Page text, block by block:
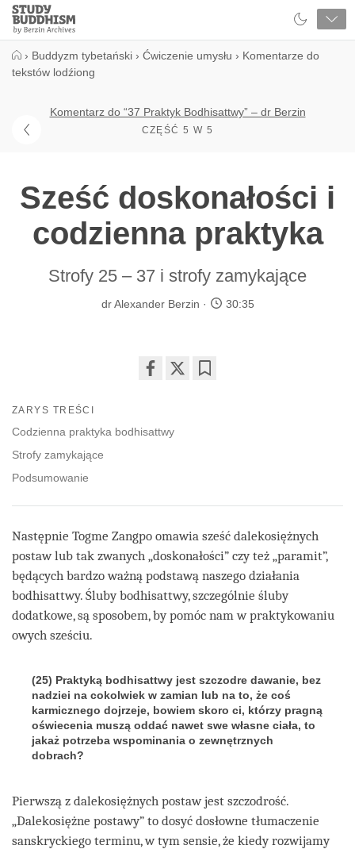
Close
Study
Buddhism
› Buddyzm tybetański › Ćwiczenie umysłu › Komentarze do
tekstów lodźiong
Komentarz do “37 Praktyk Bodhisattwy” – dr Berzin
CZĘŚĆ 5 W 5
Sześć doskonałości i
codzienna praktyka
Strofy 25 – 37 i strofy zamykające
dr Alexander Berzin 30:35
facebook
ZARYS TREŚCI
Codzienna praktyka bodhisattwy
Strofy zamykające
Podsumowanie
Następnie Togme Zangpo omawia sześć dalekosiężnych
postaw lub tak zwanych „doskonałości” czy też „paramit”,
będących bardzo ważną podstawą naszego działania
bodhisattwy. Śluby bodhisattwy, szczególnie śluby
dodatkowe, są sposobem, by pomóc nam w praktykowaniu
owych sześciu.
(25) Praktyką bodhisattwy jest szczodre dawanie, bez
nadziei na cokolwiek w zamian lub na to, że coś
karmicznego dojrzeje, bowiem skoro ci, którzy pragną
oświecenia muszą oddać nawet swe własne ciała, to
jakaż potrzeba wspominania o zewnętrznych
dobrach?
Pierwszą z dalekosiężnych postaw jest szczodrość.
„Dalekosiężne postawy” to dosyć dosłowne tłumaczenie
sanskryckiego terminu, w tym sensie, że kiedy rozwijamy